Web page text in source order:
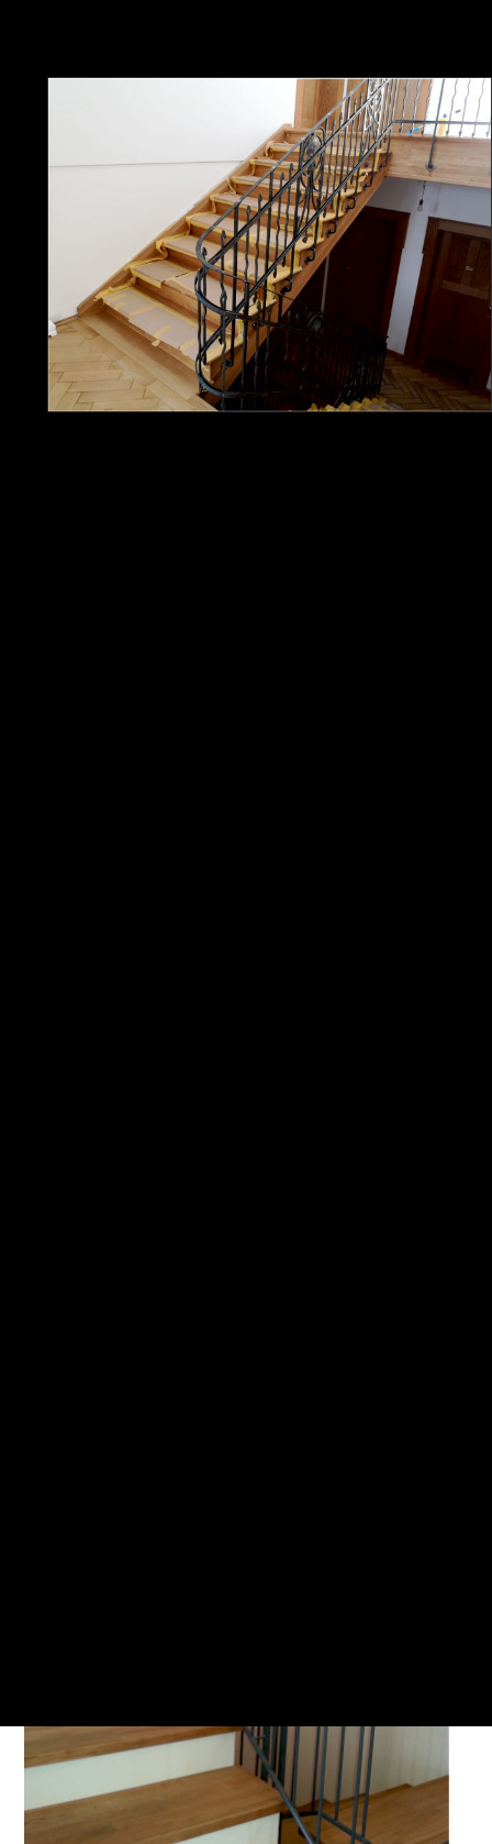
Metallbau
Gartentore, Gartenzäune, Gartentüren
Balkone und Überdachungen
Treppengeländer
Geländer aller Art
Einfahrtstore
Fenstergitter